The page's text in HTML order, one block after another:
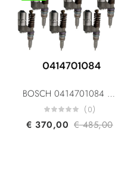
BOSCH 0414701084 0414701053 0414701006 IVECO CASE FIAT 42562792 500339059 500304921 IVECO FOR 180E/190E/260E/440E UIS Unit Injector System EURO 3
(0)
€ 370,00 €485,00